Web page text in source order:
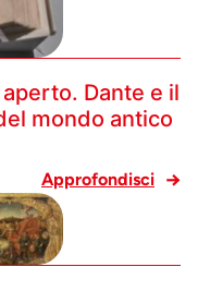
Dante e il
mondo antico
Approfondisci